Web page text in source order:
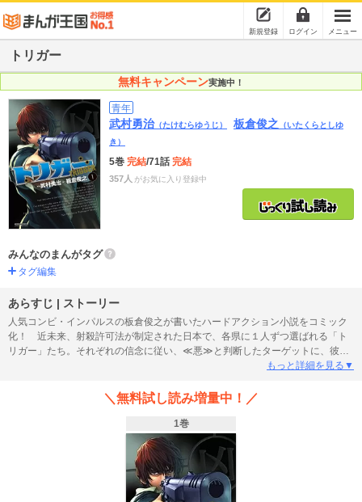
新規登録 ログイン メニュー
トリガー
無料キャンペーン実施中！
青年
武村勇治（たけむらゆうじ） 板倉俊之 （いたくらとしゆ
き）
5巻 完結/71話完結
357人 がお気に入り登録中
みんなのまんがタグ
タグ編集
あらすじ | ストーリー
人気コンビ・インパルスの板倉俊之が書いたハードアクション小説をコミック
化！ 近未来、射殺許可法が制定された日本で、各県に１人ずつ選ばれる「ト
リガー」たち。それぞれの信念に従い、≪悪≫と判断したターゲットに、彼ら
もっと詳細を見る▼
＼無料試し読み増量中！／
1巻